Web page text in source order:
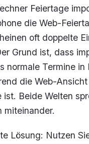
Feiertage
die Web-
oft doppelte
Grund ist, dass
normale Termine
die Web-
ist. Beide Welten
miteinander.
Lösung: Nutzen